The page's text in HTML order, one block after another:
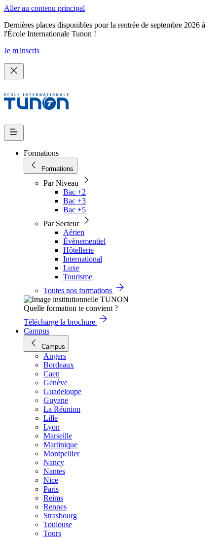
Aller au contenu principal
Dernières places disponibles pour la rentrée de septembre 2026 à
l'École Internationale Tunon !
Je m'inscris
Formations
Formations
Par Niveau
Bac +2
Bac +3
Bac +5
Par Secteur
Aérien
Évènementiel
Hôtellerie
International
Luxe
Tourisme
Toutes nos formations
Quelle formation te convient ?
Télécharge la brochure
Campus
Campus
Angers
Bordeaux
Caen
Genève
Guadeloupe
Guyane
La Réunion
Lille
Lyon
Marseille
Martinique
Montpellier
Nancy
Nantes
Nice
Paris
Reims
Rennes
Strasbourg
Toulouse
Tours